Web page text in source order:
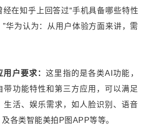
在知乎上回答过“手机具备哪些特性
华为认为：从用户体验方面来讲，需
用户要求：这里指的是各类AI功能，
带功能特性和第三方应用，可以满足
生活、娱乐需求，如人脸识别、语音
各类智能美拍P图APP等等。